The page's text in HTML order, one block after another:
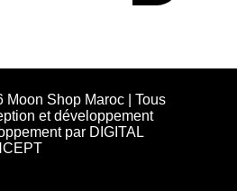
Shop Maroc | Tous
et développement
par DIGITAL